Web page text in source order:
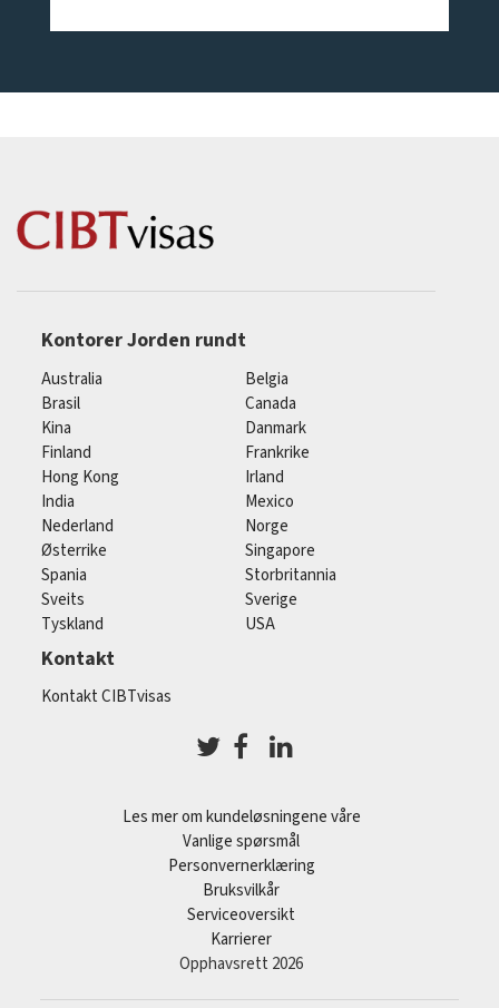
Kontorer Jorden rundt
Australia
Belgia
Brasil
Canada
Kina
Danmark
Finland
Frankrike
Hong Kong
Irland
India
Mexico
Nederland
Norge
Østerrike
Singapore
Spania
Storbritannia
Sveits
Sverige
Tyskland
USA
Kontakt
Kontakt CIBTvisas
Les mer om kundeløsningene våre
Vanlige spørsmål
Personvernerklæring
Bruksvilkår
Serviceoversikt
Karrierer
Opphavsrett 2026